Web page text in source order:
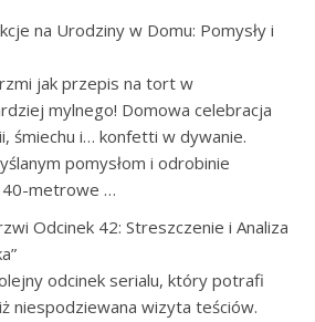
na Urodziny w Domu: Pomysły i
jak przepis na tort w
mylnego! Domowa celebracja
śmiechu i… konfetti w dywanie.
pomysłom i odrobinie
40-metrowe …
Odcinek 42: Streszczenie i Analiza
odcinek serialu, który potrafi
niespodziewana wizyta teściów.